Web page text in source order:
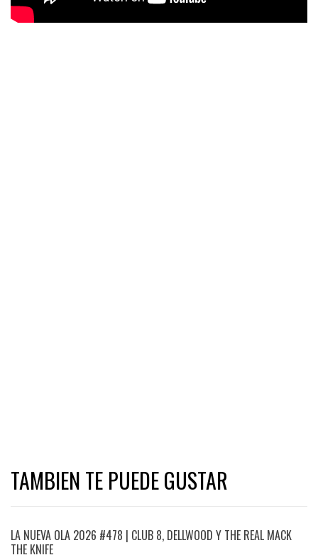
TAMBIEN TE PUEDE GUSTAR
LA NUEVA OLA 2026 #478 | CLUB 8, DELLWOOD Y THE REAL MACK
THE KNIFE